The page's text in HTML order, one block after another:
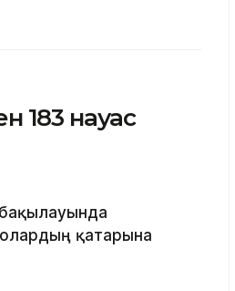
науқас
қатарына